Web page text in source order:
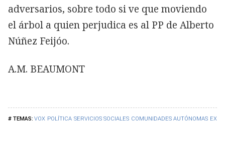
VOX POLÍTICA SERVICIOS SOCIALES COMUNIDADES AUTÓNOMAS
adversarios, sobre todo si ve que moviendo
el árbol a quien perjudica es al PP de Alberto
Núñez Feijóo.
A.M. BEAUMONT